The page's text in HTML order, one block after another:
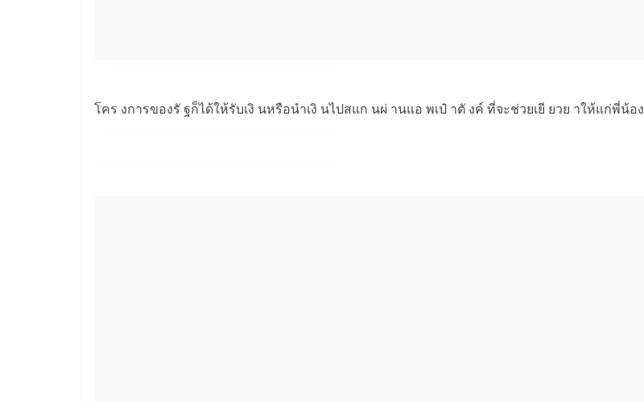
โคร งการของรั ฐก็ได้ให้รับเงิ นหรือนำเงิ นไปสแก นผ่ านแอ พเป๋ าตั งค์ ที่จะช่วยเยี ยวย าให้แก่พี่น้อง